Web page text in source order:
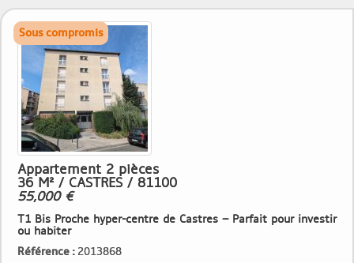
Appartement 2 pièces
36 M² / CASTRES / 81100
55,000 €
T1 Bis Proche hyper-centre de Castres – Parfait pour investir
ou habiter
Référence : 2013868